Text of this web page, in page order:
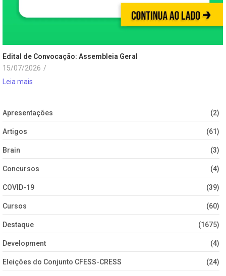
Edital de Convocação: Assembleia Geral
15/07/2026 /
Leia mais
Apresentações (2)
Artigos (61)
Brain (3)
Concursos (4)
COVID-19 (39)
Cursos (60)
Destaque (1675)
Development (4)
Eleições do Conjunto CFESS-CRESS (24)